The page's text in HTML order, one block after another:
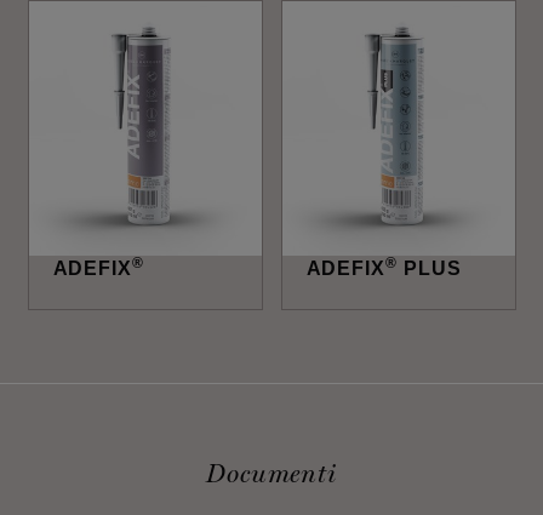
ADEFIX® ADEFIX® PLUS
Documenti